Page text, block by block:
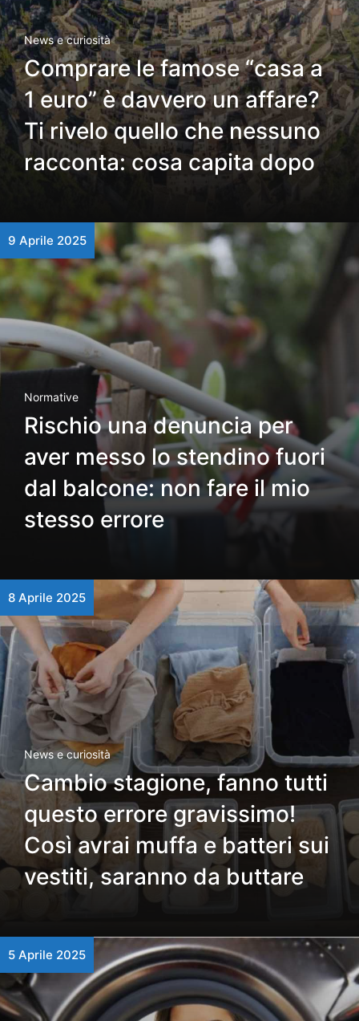
News e curiosità
Comprare le famose “casa a
1 euro” è davvero un affare?
Ti rivelo quello che nessuno
racconta: cosa capita dopo
9 Aprile 2025
Normative
Rischio una denuncia per
aver messo lo stendino fuori
dal balcone: non fare il mio
stesso errore
8 Aprile 2025
News e curiosità
Cambio stagione, fanno tutti
questo errore gravissimo!
Così avrai muffa e batteri sui
vestiti, saranno da buttare
5 Aprile 2025